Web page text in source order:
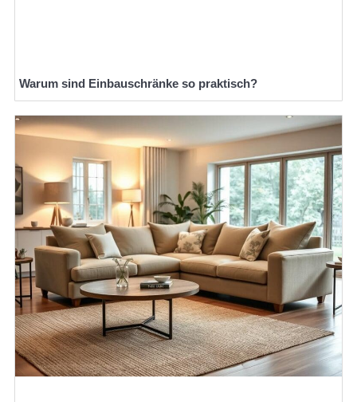
Warum sind Einbauschränke so praktisch?